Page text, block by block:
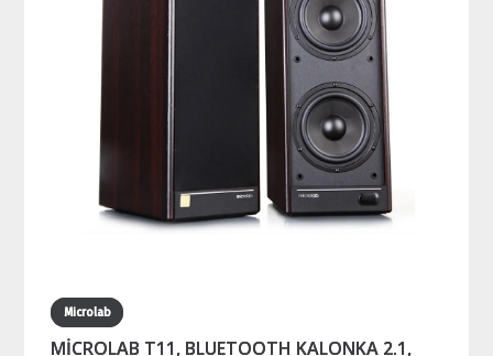
Microlab
MİCROLAB T11, BLUETOOTH KALONKA 2.1,